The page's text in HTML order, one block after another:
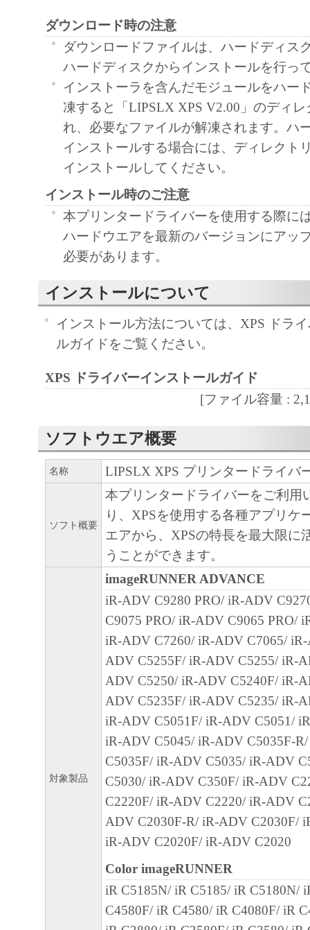
の記憶媒体上にインストールすること、ま
ターにおいて表示すること、アクセスする
実行することのいずれも含むものとします
非独占的権利をお客様に対して許諾します
た「指定機器」にネットワークを通じて接
ューター上で、かかるコンピューターの使
「本ソフトウェア」を使用させることがで
るコンピューターの使用者に本契約書上の
を遵守させるとともに、その履行に関し全
を条件とします。
(2) お客様は、上記(1)に基づいて「本ソフ
するためのバックアップとして、「本ソフ
部、複製することができます。
(3) 上記(1)および(2)に定める場合を除き、
ヤノンのライセンサーのいかなる知的財産
と黙示たるとを問わず、本契約書によって
るいは許諾されるものではありません。
２．制限
(1) お客様は、再使用許諾、譲渡、販売、
くは貸与その他の方法により、第三者に「
ア」を使用させることはできません。
(2) お客様は、「本ソフトウェア」の全部
正、改変、逆コンパイル、逆アセンブル、
エンジニアリング等することはできません
このような行為をさせてはなりません。
３．著作権表示
お客様は、「本ソフトウェア」に含まれる
キヤノンのライセンサーの著作権表示を変
しくは削除してはなりません。
４．所有権
「本ソフトウェア」に係る権原および所有
によりキヤノンまたはキヤノンのライセン
お客様は、日本国政府または関連する外国
許可等を得ることなしに、「本ソフトウェ
は一部を、直接または間接に輸出してはな
６．サポートおよびアップデート
キヤノン、キヤノンの子会社、関係会社、
理店および販売店、並びにキヤノンのライ
客様による「本ソフトウェア」の使用を支
よび「本ソフトウェア」に対してアップデ
正あるいはサポートを行うことについて、
負うものではありません。
７．保証の否認・免責
ダウンロード時の注意
ダウンロードファイルは、ハードディス
ハードディスクからインストールを行っ
インストーラを含んだモジュールをハー
凍すると「LIPSLX XPS V2.00」のディ
れ、必要なファイルが解凍されます。ハ
インストールする場合には、ディレクト
インストールしてください。
インストール時のご注意
本プリンタードライバーを使用する際に
ハードウエアを最新のバージョンにアッ
必要があります。
インストールについて
インストール方法については、XPS ドラ
ルガイドをご覧ください。
XPS ドライバーインストールガイド
[ファイル容量 :
ソフトウエア概要
名称 LIPSLX XPS プリンタードライバ
ソフト概要
本プリンタードライバーをご利用
り、XPSを使用する各種アプリケ
エアから、XPSの特長を最大限に
うことができます。
対象製品
imageRUNNER ADVANCE
iR-ADV C9280 PRO/ iR-ADV
C9075 PRO/ iR-ADV C9065 PRO/
iR-ADV C7260/ iR-ADV C7065/
ADV C5255F/ iR-ADV C5255/ iR-
ADV C5250/ iR-ADV C5240F/ iR-
ADV C5235F/ iR-ADV C5235/ iR-
iR-ADV C5051F/ iR-ADV C5051/
iR-ADV C5045/ iR-ADV C5035F-
C5035F/ iR-ADV C5035/ iR-ADV
C5030/ iR-ADV C350F/ iR-ADV
C2220F/ iR-ADV C2220/ iR-ADV
ADV C2030F-R/ iR-ADV C2030F/
iR-ADV C2020F/ iR-ADV C2020
Color imageRUNNER
iR C5185N/ iR C5185/ iR C5180N/
C4580F/ iR C4580/ iR C4080F/ iR